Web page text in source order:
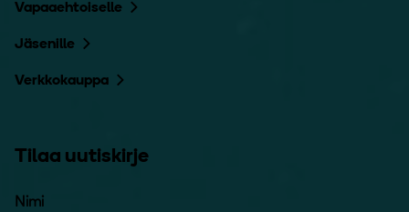
Vapaaehtoiselle
Jäsenille
Verkkokauppa
Tilaa uutiskirje
Nimi